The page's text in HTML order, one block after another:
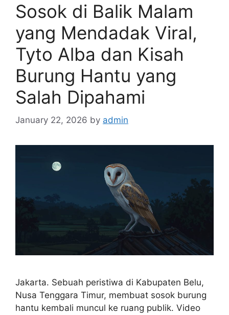
Sosok di Balik Malam
yang Mendadak Viral,
Tyto Alba dan Kisah
Burung Hantu yang
Salah Dipahami
January 22, 2026 by admin
Jakarta. Sebuah peristiwa di Kabupaten Belu,
Nusa Tenggara Timur, membuat sosok burung
hantu kembali muncul ke ruang publik. Video